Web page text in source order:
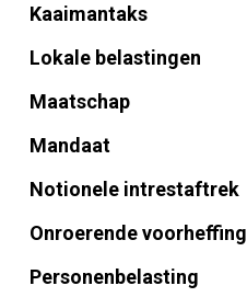
Kaaimantaks
Lokale belastingen
Maatschap
Mandaat
Notionele intrestaftrek
Onroerende voorheffing
Personenbelasting